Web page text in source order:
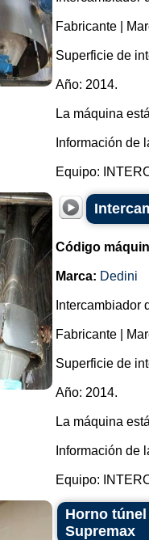
Fabricante |
Superficie de
Año: 2014.
La máquina
Información de
Equipo:
Código
Marca: Dedini
Intercambiador
Fabricante |
Superficie de
Año: 2014.
La máquina
Información de
Equipo:
Horno
Supremax